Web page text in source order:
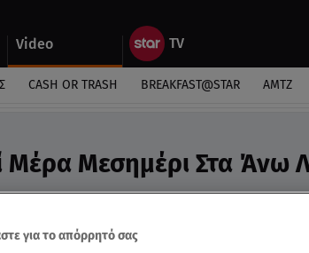
Video
CASH OR TRASH BREAKFAST@STAR ΑΜΤΖ
Μέρα Μεσημέρι Στα Άνω
για το απόρρητό σας